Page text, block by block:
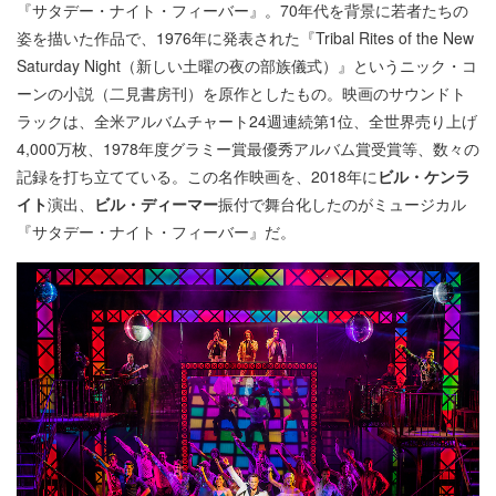
『サタデー・ナイト・フィーバー』。70年代を背景に若者たちの
姿を描いた作品で、1976年に発表された『Tribal Rites of the New
Saturday Night（新しい土曜の夜の部族儀式）』というニック・コ
ーンの小説（二見書房刊）を原作としたもの。映画のサウンドト
ラックは、全米アルバムチャート24週連続第1位、全世界売り上げ
4,000万枚、1978年度グラミー賞最優秀アルバム賞受賞等、数々の
記録を打ち立てている。この名作映画を、2018年にビル・ケンラ
イト演出、 ビル・ディーマー振付で舞台化したのがミュージカル
『サタデー・ナイト・フィーバー』だ。